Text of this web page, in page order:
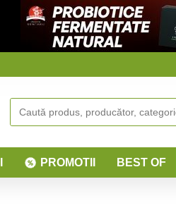
PROMOTII BEST OF